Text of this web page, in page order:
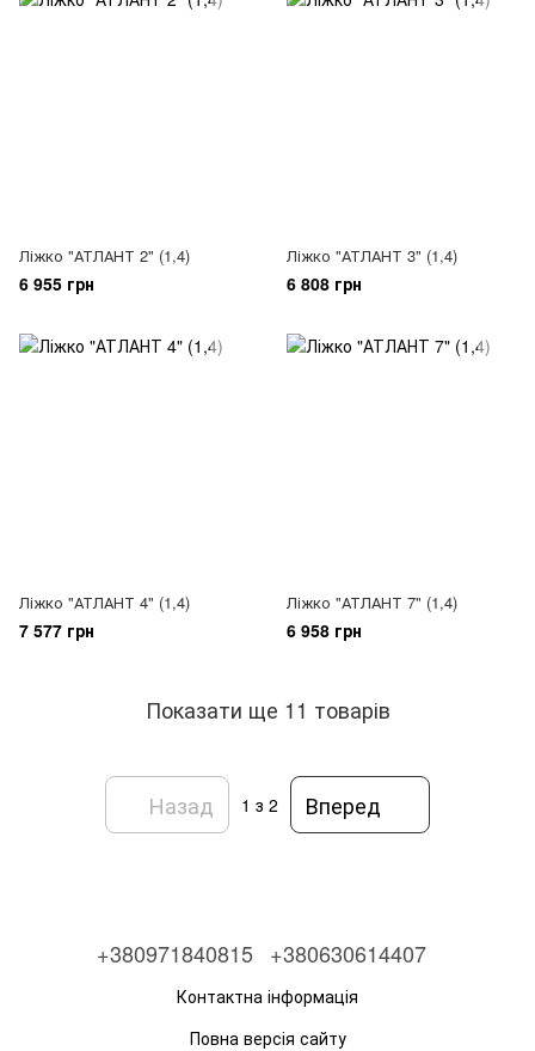
Ліжко "АТЛАНТ 2" (1,4)
6 955 грн
Ліжко "АТЛАНТ 3" (1,4)
6 808 грн
Ліжко "АТЛАНТ 4" (1,4)
7 577 грн
Ліжко "АТЛАНТ 7" (1,4)
6 958 грн
Показати ще 11 товарів
Назад 1 з 2 Вперед
+380971840815 +380630614407
Контактна інформація
Повна версія сайту